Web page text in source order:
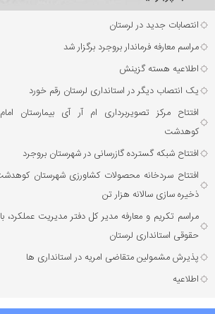
انتصابات جدید در لرستان
مراسم معارفه فرماندار بروجرد برگزار شد
اطلاعیه هسته گزینش
یک انتصاب دیگر در استانداری لرستان رقم خورد
افتتاح مرکز تصویربرداری ام آر آی بیمارستان
کوهدشت
افتتاح شبکه گسترده گازرسانی در شهرستان بروجرد
افتتاح سردخانه محصولات کشاورزی شهرستان
ذخیره‌ سازی سالانه هزار تن
مراسم تکریم و معارفه مدیر کل دفتر مدیریت عملکرد،
حقوقی استانداری لرستان
پذیرش مشمولین متقاضی امریه در استانداری ها
اطلاعیه